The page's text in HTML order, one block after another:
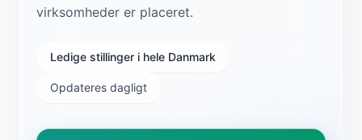
virksomheder er placeret.
Ledige stillinger i hele Danmark
Opdateres dagligt